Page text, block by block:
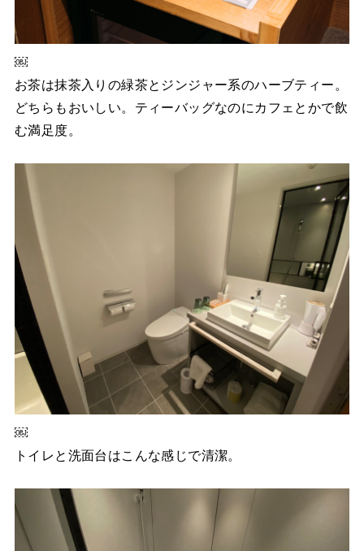
￼
お茶は抹茶入りの緑茶とジンジャー系のハーブティー。
どちらもおいしい。ティーバッグなのにカフェとかで飲
む満足度。
￼
トイレと洗面台はこんな感じで清潔。